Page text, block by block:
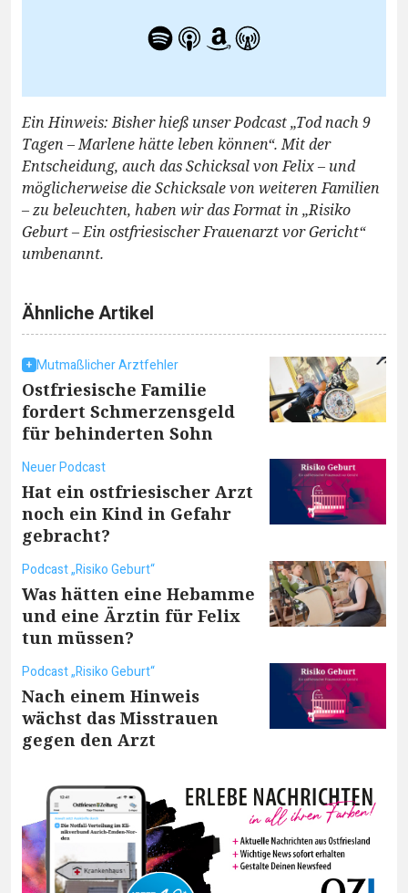
Ein Hinweis: Bisher hieß unser Podcast „Tod nach 9
Tagen – Marlene hätte leben können“. Mit der
Entscheidung, auch das Schicksal von Felix – und
möglicherweise die Schicksale von weiteren Familien
– zu beleuchten, haben wir das Format in „Risiko
Geburt – Ein ostfriesischer Frauenarzt vor Gericht“
umbenannt.
Ähnliche Artikel
Mutmaßlicher Arztfehler
Ostfriesische Familie
fordert Schmerzensgeld
für behinderten Sohn
Neuer Podcast
Hat ein ostfriesischer Arzt
noch ein Kind in Gefahr
gebracht?
Podcast „Risiko Geburt“
Was hätten eine Hebamme
und eine Ärztin für Felix
tun müssen?
Podcast „Risiko Geburt“
Nach einem Hinweis
wächst das Misstrauen
gegen den Arzt